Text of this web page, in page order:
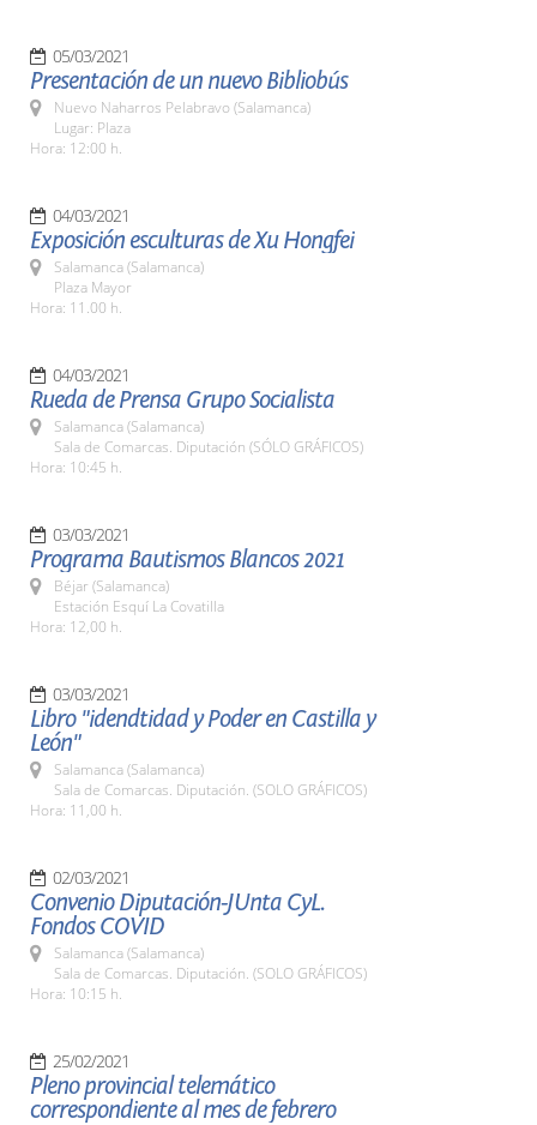
05/03/2021
Presentación de un nuevo Bibliobús
Nuevo Naharros Pelabravo (Salamanca)
Lugar: Plaza
Hora: 12:00 h.
04/03/2021
Exposición esculturas de Xu Hongfei
Salamanca (Salamanca)
Plaza Mayor
Hora: 11.00 h.
04/03/2021
Rueda de Prensa Grupo Socialista
Salamanca (Salamanca)
Sala de Comarcas. Diputación (SÓLO GRÁFICOS)
Hora: 10:45 h.
03/03/2021
Programa Bautismos Blancos 2021
Béjar (Salamanca)
Estación Esquí La Covatilla
Hora: 12,00 h.
03/03/2021
Libro "idendtidad y Poder en Castilla y
León"
Salamanca (Salamanca)
Sala de Comarcas. Diputación. (SOLO GRÁFICOS)
Hora: 11,00 h.
02/03/2021
Convenio Diputación-JUnta CyL.
Fondos COVID
Salamanca (Salamanca)
Sala de Comarcas. Diputación. (SOLO GRÁFICOS)
Hora: 10:15 h.
25/02/2021
Pleno provincial telemático
correspondiente al mes de febrero